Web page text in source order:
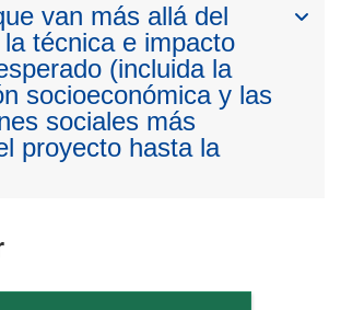
van más allá del
técnica e impacto
(incluida la
socioeconómica y las
sociales más
proyecto hasta la
Descargar